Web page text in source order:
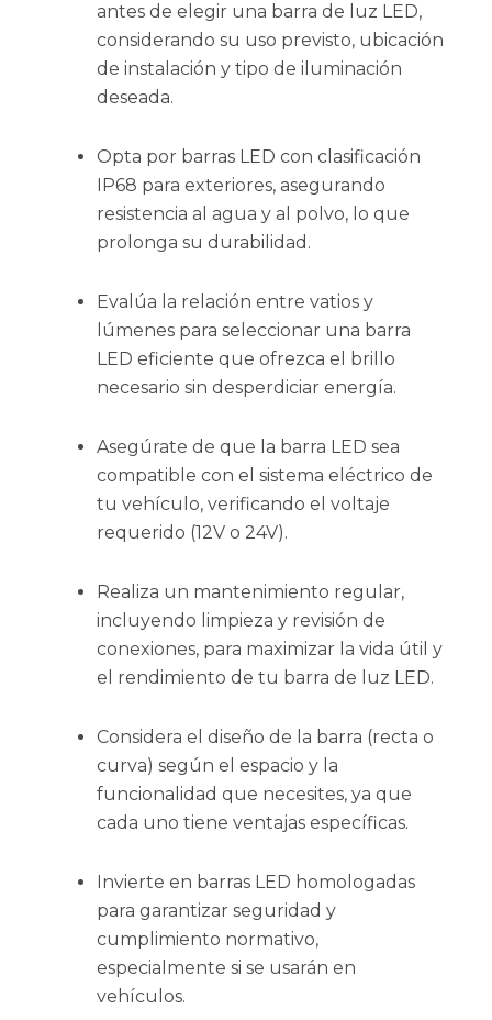
antes de elegir una barra de luz LED,
considerando su uso previsto, ubicación
de instalación y tipo de iluminación
deseada.
Opta por barras LED con clasificación
IP68 para exteriores, asegurando
resistencia al agua y al polvo, lo que
prolonga su durabilidad.
Evalúa la relación entre vatios y
lúmenes para seleccionar una barra
LED eficiente que ofrezca el brillo
necesario sin desperdiciar energía.
Asegúrate de que la barra LED sea
compatible con el sistema eléctrico de
tu vehículo, verificando el voltaje
requerido (12V o 24V).
Realiza un mantenimiento regular,
incluyendo limpieza y revisión de
conexiones, para maximizar la vida útil y
el rendimiento de tu barra de luz LED.
Considera el diseño de la barra (recta o
curva) según el espacio y la
funcionalidad que necesites, ya que
cada uno tiene ventajas específicas.
Invierte en barras LED homologadas
para garantizar seguridad y
cumplimiento normativo,
especialmente si se usarán en
vehículos.